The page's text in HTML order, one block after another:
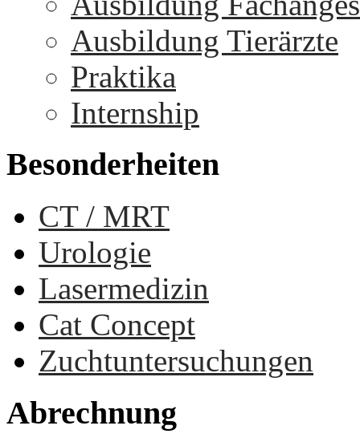
Ausbildung Tierärzte
Praktika
Internship
Besonderheiten
CT / MRT
Urologie
Lasermedizin
Cat Concept
Zuchtuntersuchungen
Abrechnung